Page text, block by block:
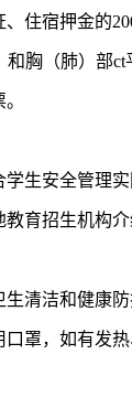
住宿押金的
胸（肺）部
安全管理实
育招生机构介
洁和健康防
罩，如有发